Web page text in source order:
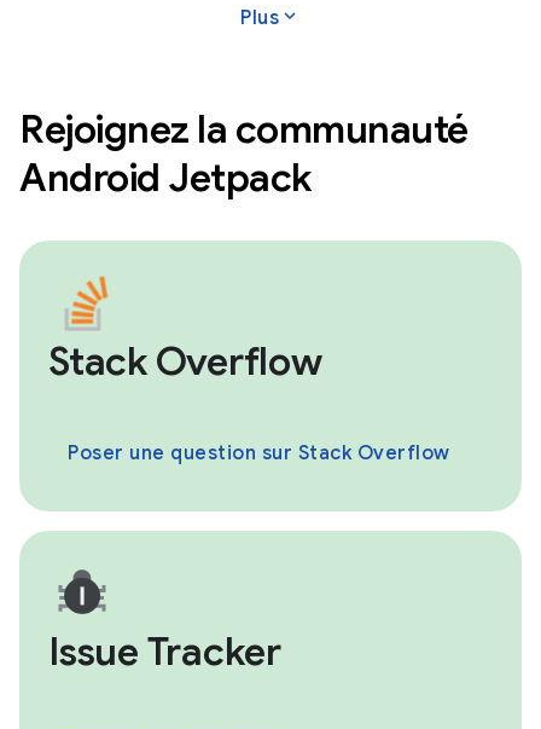
Plus expand_more
Rejoignez la communauté
Android Jetpack
Stack Overflow
Poser une question sur Stack Overflow
Issue Tracker